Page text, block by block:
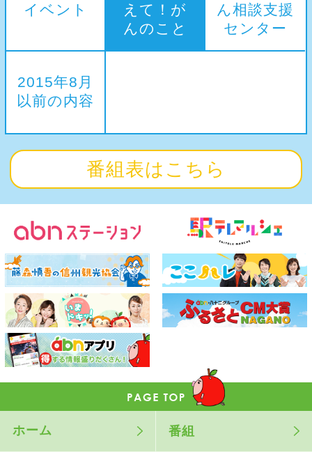
イベント
えて！が
んのこと
ん相談支援
センター
2015年8月
以前の内容
番組表はこちら
ホーム 番組